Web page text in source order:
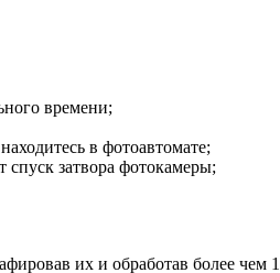
времени;
в фотоавтомате;
затвора фотокамеры;
их и обработав более чем